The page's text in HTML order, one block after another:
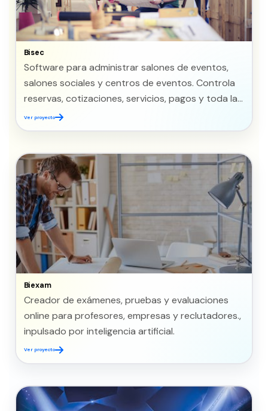
Bisec
Software para administrar salones de eventos,
salones sociales y centros de eventos. Controla
reservas, cotizaciones, servicios, pagos y toda la
operación del salón.
Ver proyecto
Biexam
Creador de exámenes, pruebas y evaluaciones
online para profesores, empresas y reclutadores.,
inpulsado por inteligencia artificial.
Ver proyecto